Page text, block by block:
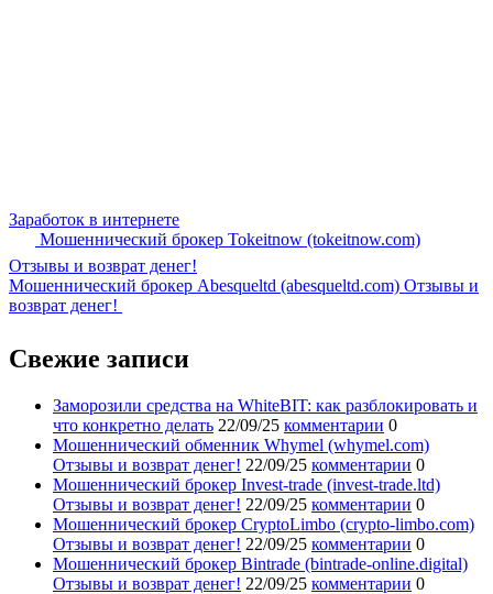
Заработок в интернете
Мошеннический брокер Tokeitnow (tokeitnow.com)
Отзывы и возврат денег!
Мошеннический брокер Abesqueltd (abesqueltd.com) Отзывы и
возврат денег!
Свежие записи
Заморозили средства на WhiteBIT: как разблокировать и
что конкретно делать 22/09/25 комментарии 0
Мошеннический обменник Whymel (whymel.com)
Отзывы и возврат денег! 22/09/25 комментарии 0
Мошеннический брокер Invest-trade (invest-trade.ltd)
Отзывы и возврат денег! 22/09/25 комментарии 0
Мошеннический брокер CryptoLimbo (crypto-limbo.com)
Отзывы и возврат денег! 22/09/25 комментарии 0
Мошеннический брокер Bintrade (bintrade-online.digital)
Отзывы и возврат денег! 22/09/25 комментарии 0